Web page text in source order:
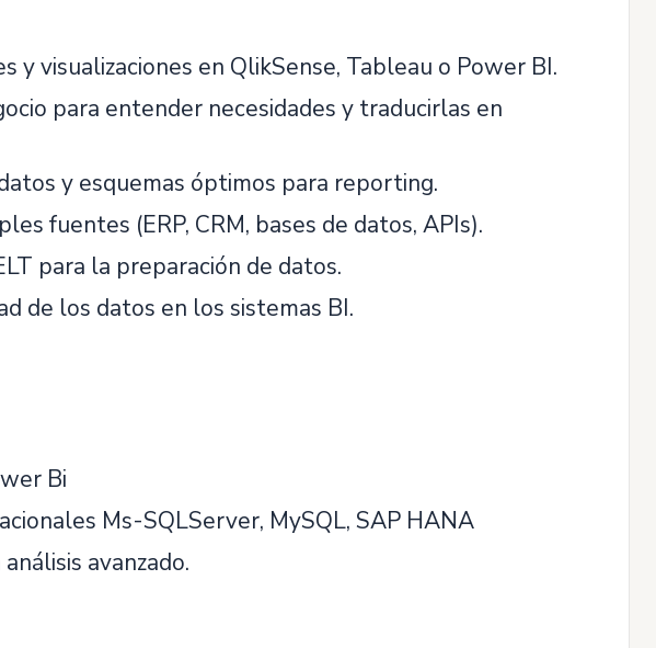
y visualizaciones en QlikSense, Tableau o Power BI.
para entender necesidades y traducirlas en
y esquemas óptimos para reporting.
fuentes (ERP, CRM, bases de datos, APIs).
para la preparación de datos.
de los datos en los sistemas BI.
Bi
Ms-SQLServer, MySQL, SAP HANA
avanzado.